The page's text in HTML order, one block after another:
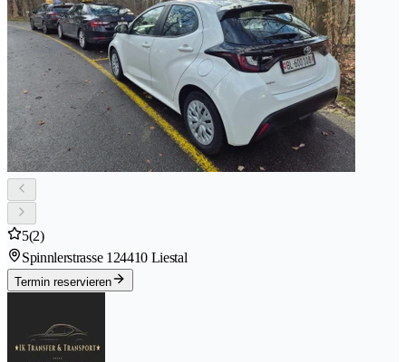
5(2)
Spinnlerstrasse 124410 Liestal
Termin reservieren